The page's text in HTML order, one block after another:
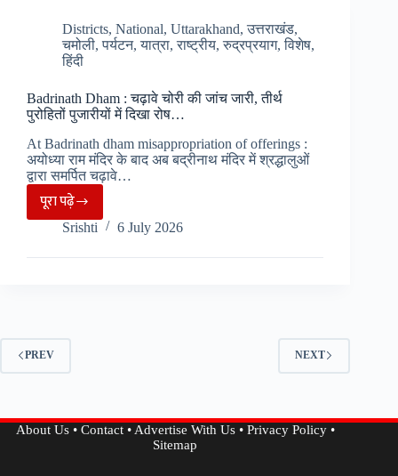
प्रभावितों
ने
किया
आंदोलन,
न्यायालय
के
आदेश
पर
मुआवजे
की
Districts, National, Uttarakhand,उत्तराखंड,
चमोली,पर्यटन,यात्रा,राष्ट्रीय,रुद्रप्रयाग,विशेष,
हिंदी
Badrinath Dham : चढ़ावे चोरी की जांच जारी, तीर्थ
पुरोहितों पुजारीयों में दिखा रोष…
At Badrinath dham misappropriation of offerings :
अयोध्या राम मंदिर के बाद अब बद्रीनाथ मंदिर में श्रद्धालुओं
द्वारा समर्पित चढ़ावे…
पूरा पढ़ेBadrinath
Dham
:
जांच
जारी,
पुजारीयों
Srishti 6 July 2026
PREV NEXT
About Us• Contact•Advertise With Us• Privacy Policy•
Sitemap